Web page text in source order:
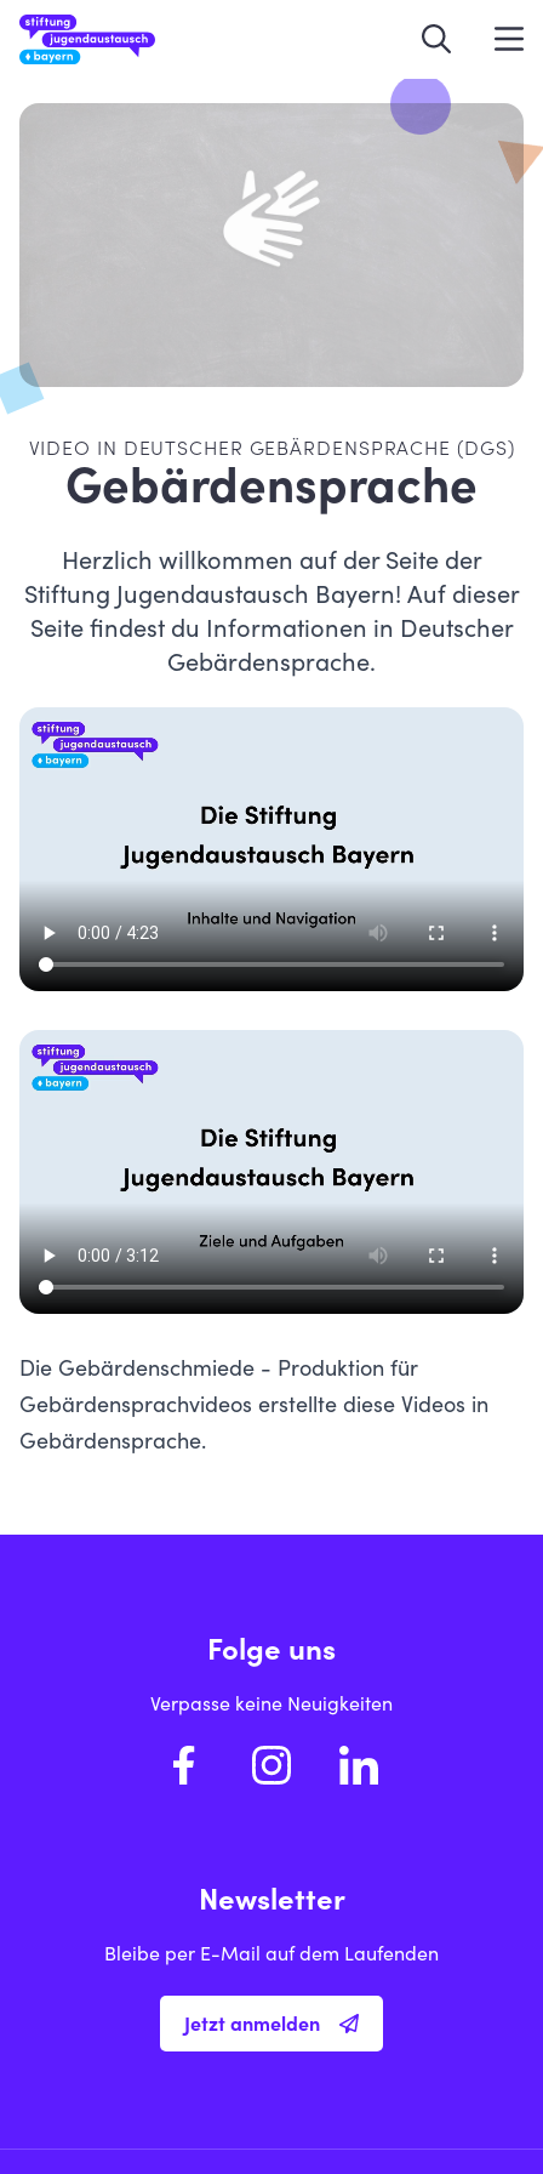
VIDEO IN DEUTSCHER GEBÄRDENSPRACHE (DGS)
Gebärdensprache
Herzlich willkommen auf der Seite der
Stiftung Jugendaustausch Bayern! Auf dieser
Seite findest du Informationen in Deutscher
Gebärdensprache.
Die Gebärdenschmiede - Produktion für
Gebärdensprachvideos erstellte diese Videos in
Gebärdensprache.
Folge uns
Verpasse keine Neuigkeiten
Newsletter
Bleibe per E-Mail auf dem Laufenden
Jetzt anmelden